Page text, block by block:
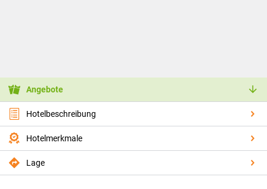
Angebote
Hotelbeschreibung
Hotelmerkmale
Lage